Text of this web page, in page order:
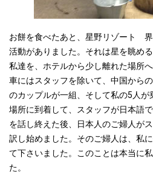
お餅を食べたあと、星野リゾート
活動がありました。それは星を眺め
私達を、ホテルから少し離れた場所
車にはスタッフを除いて、中国から
のカップルが一組、そして私の5人
場所に到着して、スタッフが日本語
を話し終えた後、日本人のご婦人が
訳し始めました。そのご婦人は、私
て下さいました。このことは本当に
た。